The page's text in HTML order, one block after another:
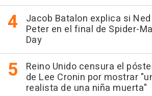
Jacob Batalon explica si
Peter en el final de Spider-
Day
Reino Unido censura el
de Lee Cronin por mostrar
realista de una niña muerta"